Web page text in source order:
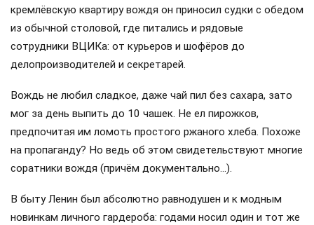
кремлёвскую квартиру вождя он приносил судки с обедом
из обычной столовой, где питались и рядовые
сотрудники ВЦИКа: от курьеров и шофёров до
делопроизводителей и секретарей.
Вождь не любил сладкое, даже чай пил без сахара, зато
мог за день выпить до 10 чашек. Не ел пирожков,
предпочитая им ломоть простого ржаного хлеба. Похоже
на пропаганду? Но ведь об этом свидетельствуют многие
соратники вождя (причём документально…).
В быту Ленин был абсолютно равнодушен и к модным
новинкам личного гардероба: годами носил один и тот же